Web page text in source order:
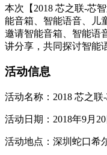
本次【2018 芯之联-芯
能音箱、智能语音、儿
邀请智能音箱、智能语
讲分享，共同探讨智能
活动信息
活动名称：2018 芯之
活动日期：2018年9月
活动地点：深圳蛇口希